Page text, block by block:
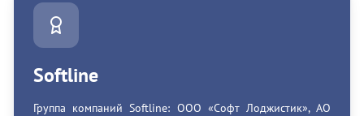
Softline
Группа компаний Softline: ООО «Софт Лоджистик», АО